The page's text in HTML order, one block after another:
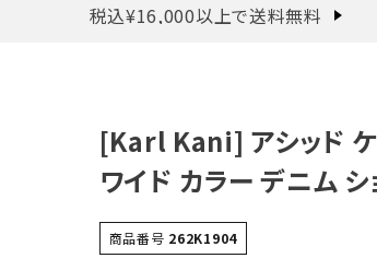
税込¥16,000以上で送料無料
[Karl Kani] アシッド ケ
ワイド カラー デニム シ
商品番号 262K1904